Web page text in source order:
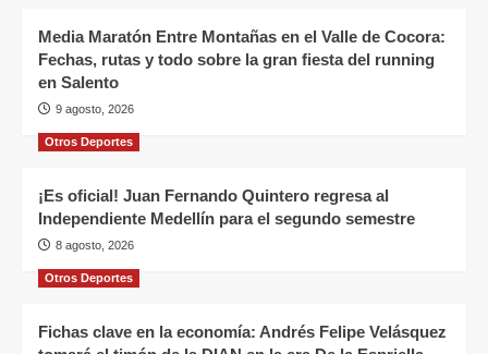
Media Maratón Entre Montañas en el Valle de Cocora:
Fechas, rutas y todo sobre la gran fiesta del running
en Salento
9 agosto, 2026
Otros Deportes
¡Es oficial! Juan Fernando Quintero regresa al
Independiente Medellín para el segundo semestre
8 agosto, 2026
Otros Deportes
Fichas clave en la economía: Andrés Felipe Velásquez